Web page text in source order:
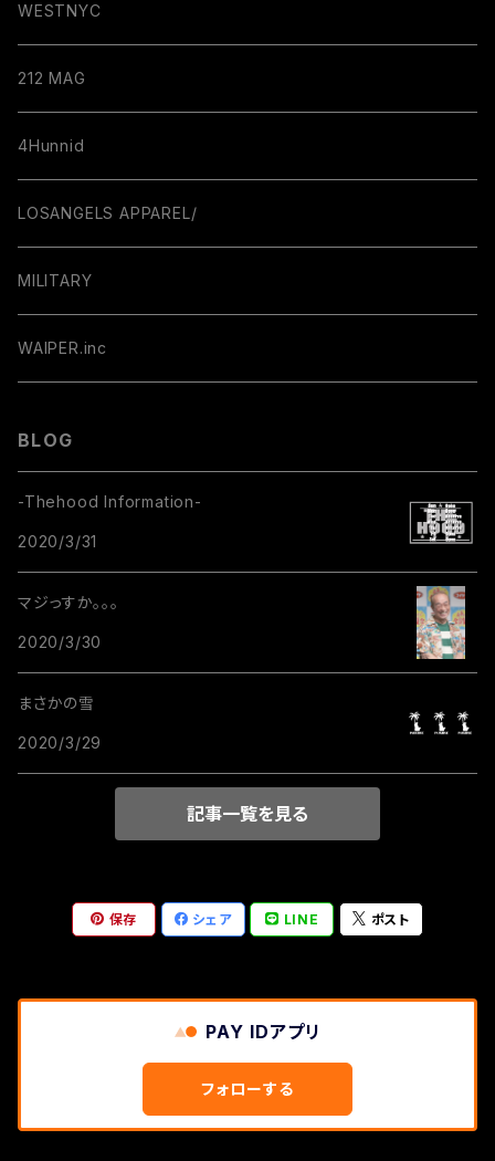
WESTNYC
212 MAG
4Hunnid
LOSANGELS APPAREL/
MILITARY
WAIPER.inc
BLOG
-Thehood Information-
2020/3/31
マジっすか。。。
2020/3/30
まさかの雪
2020/3/29
記事一覧を見る
保存 シェア LINE ポスト
PAY IDアプリ
フォローする